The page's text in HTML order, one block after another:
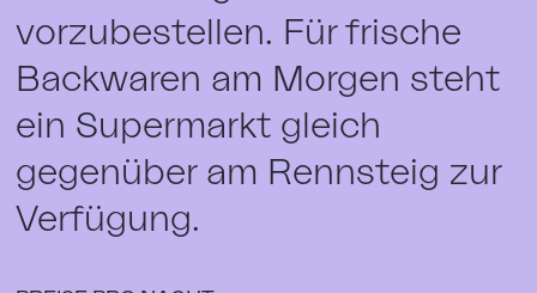
vorzubestellen. Für frische
Backwaren am Morgen steht
ein Supermarkt gleich
gegenüber am Rennsteig zur
Verfügung.